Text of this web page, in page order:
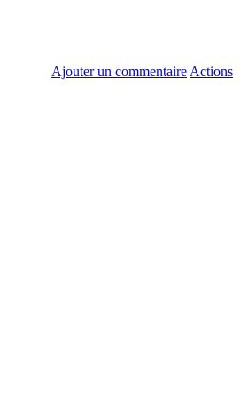
Ajouter un commentaire Actions